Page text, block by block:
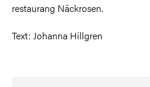
restaurang Näckrosen.
Text: Johanna Hillgren